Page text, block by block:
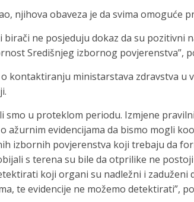
njihova obaveza je da svima omoguće
birači ne posjeduju dokaz da su pozitivni
Središnjeg izbornog povjerenstva”,
kontaktiranju ministarstava zdravstva u
smo u proteklom periodu. Izmjene
ažurnim evidencijama da bismo mogli
izbornih povjerenstva koji trebaju da
s terena su bile da otprilike ne
koji organi su nadležni i zaduženi
te evidencije ne možemo detektirati”,